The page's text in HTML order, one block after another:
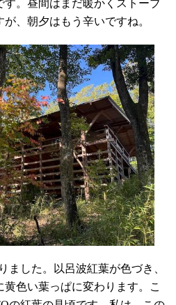
す。昼間はまだ暖かくストーブ
、朝夕はもう辛いですね。
ました。以呂波紅葉が色づき、
色い葉っぱに変わります。こ